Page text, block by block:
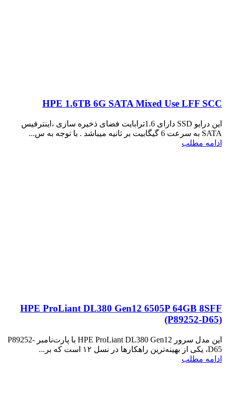
HPE 1.6TB 6G SATA Mixed Use LFF SCC
این درایو SSD دارای 1.6ترابایت فضای ذخیره سازی ،اینترفیس
SATA به سرعت 6 گیگابیت بر ثانیه میباشد . با توجه به س...
ادامه مطلب
HPE ProLiant DL380 Gen12 6505P 64GB 8SFF
(P89252‑D65)
این مدل سرور HPE ProLiant DL380 Gen12 با پارت‌نامبر P89252-
D65، یکی از بهینه‌ترین راهکارها در نسل ۱۲ است که بر...
ادامه مطلب